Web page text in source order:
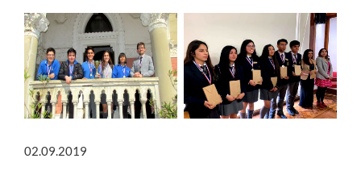
Alumni
English
02.09.2019